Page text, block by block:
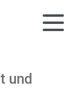
und